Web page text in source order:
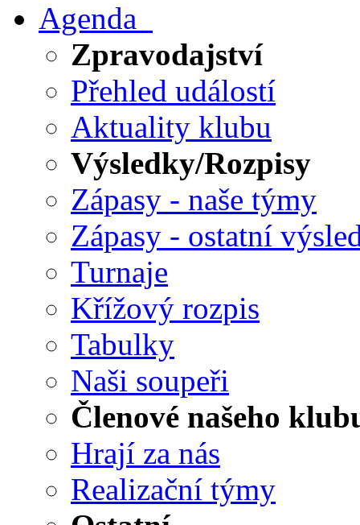
Agenda
Zpravodajství
Přehled událostí
Aktuality klubu
Výsledky/Rozpisy
Zápasy - naše týmy
Zápasy - ostatní
Turnaje
Křížový rozpis
Tabulky
Naši soupeři
Členové našeho
Hrají za nás
Realizační týmy